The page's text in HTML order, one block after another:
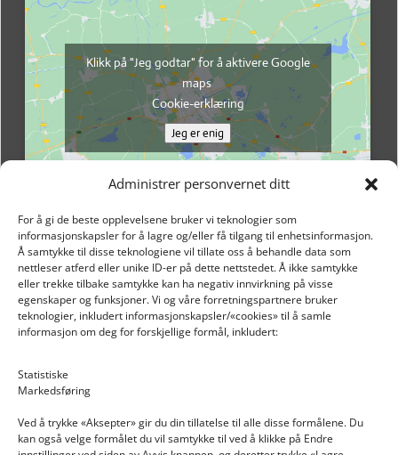
Administrer personvernet ditt
For å gi de beste opplevelsene bruker vi teknologier som
informasjonskapsler for å lagre og/eller få tilgang til enhetsinformasjon.
Å samtykke til disse teknologiene vil tillate oss å behandle data som
nettleser atferd eller unike ID-er på dette nettstedet. Å ikke samtykke
eller trekke tilbake samtykke kan ha negativ innvirkning på visse
egenskaper og funksjoner. Vi og våre forretningspartnere bruker
teknologier, inkludert informasjonskapsler/«cookies» til å samle
informasjon om deg for forskjellige formål, inkludert:
Statistiske
Markedsføring
Ved å trykke «Aksepter» gir du din tillatelse til alle disse formålene. Du
kan også velge formålet du vil samtykke til ved å klikke på Endre
Klikk på "Jeg godtar" for å aktivere Google
maps
Cookie-erklæring
Jeg er enig